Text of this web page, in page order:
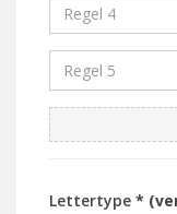
Lettertype *